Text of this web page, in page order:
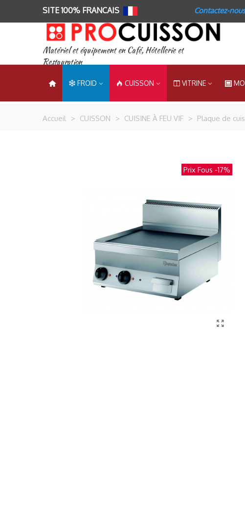
SITE 100% FRANCAIS Contactez-nous
Matériel et équipement en Café, Hôtellerie et
Restauration
FROID CUISSON VITRINE
Accueil > CUISSON > CUISINE À FEU VIF > Plaque de
Prix Fous -17%